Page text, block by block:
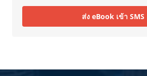
ส่ง eBook เข้า SMS